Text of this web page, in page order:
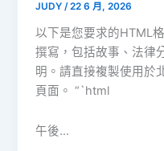
JUDY/22 6 月, 2026
以下是您要求的HTML
撰寫，包括故事、法律
明。請直接複製使用於
頁面。 “`html
午後…